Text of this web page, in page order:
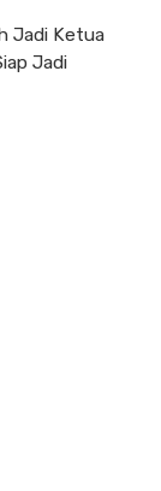
Jadi Ketua
Jadi